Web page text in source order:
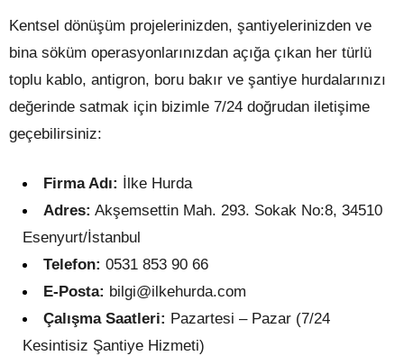
Kentsel dönüşüm projelerinizden, şantiyelerinizden ve
bina söküm operasyonlarınızdan açığa çıkan her türlü
toplu kablo, antigron, boru bakır ve şantiye hurdalarınızı
değerinde satmak için bizimle 7/24 doğrudan iletişime
geçebilirsiniz:
Firma Adı: İlke Hurda
Adres: Akşemsettin Mah. 293. Sokak No:8, 34510
Esenyurt/İstanbul
Telefon: 0531 853 90 66
E-Posta: bilgi@ilkehurda.com
Çalışma Saatleri: Pazartesi – Pazar (7/24
Kesintisiz Şantiye Hizmeti)